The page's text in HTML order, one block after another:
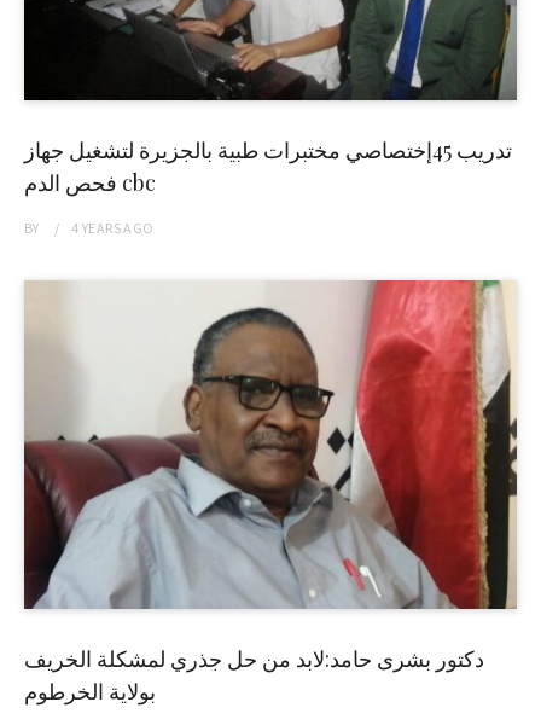
تدريب 45إختصاصي مختبرات طبية بالجزيرة لتشغيل جهاز
فحص الدم cbc
BY 4 YEARSAGO
دكتور بشرى حامد:لابد من حل جذري لمشكلة الخريف
بولاية الخرطوم